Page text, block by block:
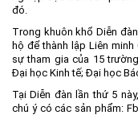
đó.
Trong khuôn khổ Diễn
hộ để thành lập Liên
sự tham gia của 15
Đại học Kinh tế; Đại học
Tại Diễn đàn lần thứ 5
chú ý có các sản phẩm: